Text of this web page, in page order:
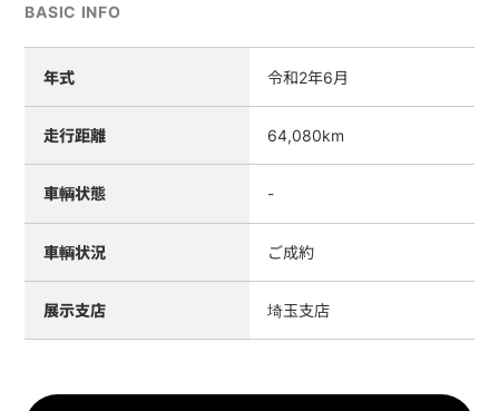
BASIC INFO
年式 令和2年6月
走行距離 64,080km
車輌状態 -
車輌状況 ご成約
展示支店 埼玉支店